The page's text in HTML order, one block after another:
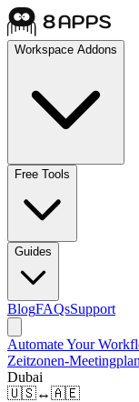
Workspace Addons
Free Tools
Guides
BlogFAQsSupport
Automate Your
Zeitzonen-
Dubai
🇺🇸↔🇦🇪